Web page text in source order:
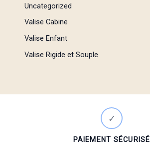
Uncategorized
Valise Cabine
Valise Enfant
Valise Rigide et Souple
✓
PAIEMENT SÉCURISÉ